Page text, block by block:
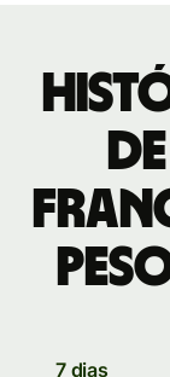
7 dias